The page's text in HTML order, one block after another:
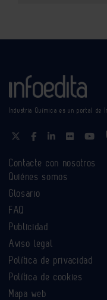
Industria Química es un portal de
Contacte con nosotros
Quiénes somos
Glosario
FAQ
Publicidad
Aviso legal
Política de privacidad
Política de cookies
Mapa web